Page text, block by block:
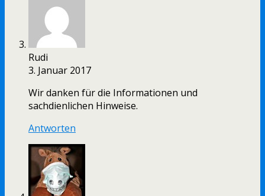
Rudi
3. Januar 2017
Wir danken für die Informationen und
sachdienlichen Hinweise.
Antworten